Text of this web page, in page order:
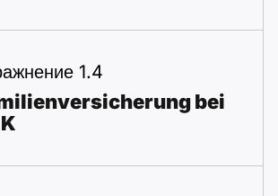
1.4
bei